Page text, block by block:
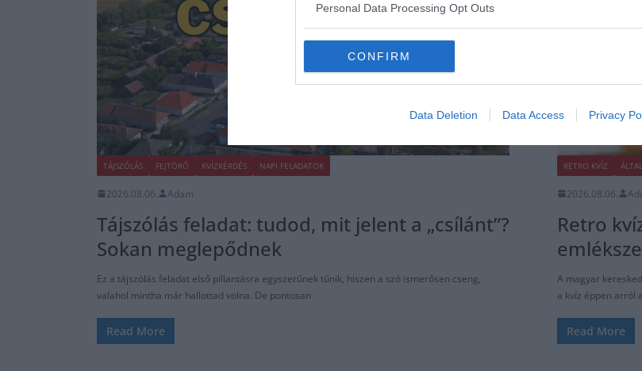
Personal Data Processing Opt Outs
CONFIRM
Data Deletion Data Access Privacy
TÁJSZÓLÁS FEJTÖRŐ KVÍZKÉRDÉS NAPI FELADATOK
2026.08.06. Adam
Tájszólás feladat: tudod, mit jelent a „csílánt”?
Sokan meglepődnek
Ez a tájszólás feladat első pillantásra egyszerűnek tűnik, hiszen a szó ismerősen cseng,
valahol mintha már hallottad volna. De pontosan
Read More
RETRO KVÍZ
2026.08.06.
Retro
A magyar
a kvíz éppen arról
Read More